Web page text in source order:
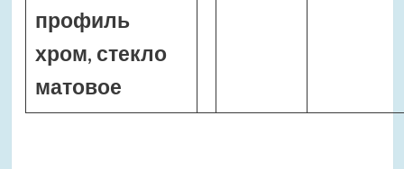
профиль
хром, стекло
матовое